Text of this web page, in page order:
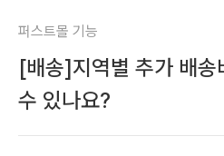
퍼스트몰 기능
[배송]지역별 추가 배송
수 있나요?